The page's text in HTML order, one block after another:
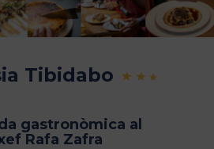
Tibidabo
gastronòmica al
Rafa Zafra